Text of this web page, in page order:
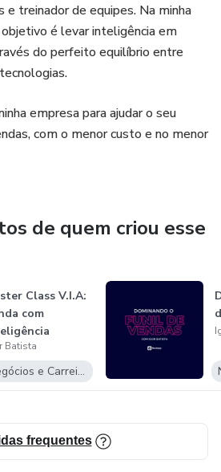
treinador de equipes. Na minha
é levar inteligência em
do perfeito equilíbrio entre
empresa para ajudar o seu
com o menor custo e no menor
de quem criou esse
Class V.I.A:
com
Batista
Negócios e Carreira
frequentes